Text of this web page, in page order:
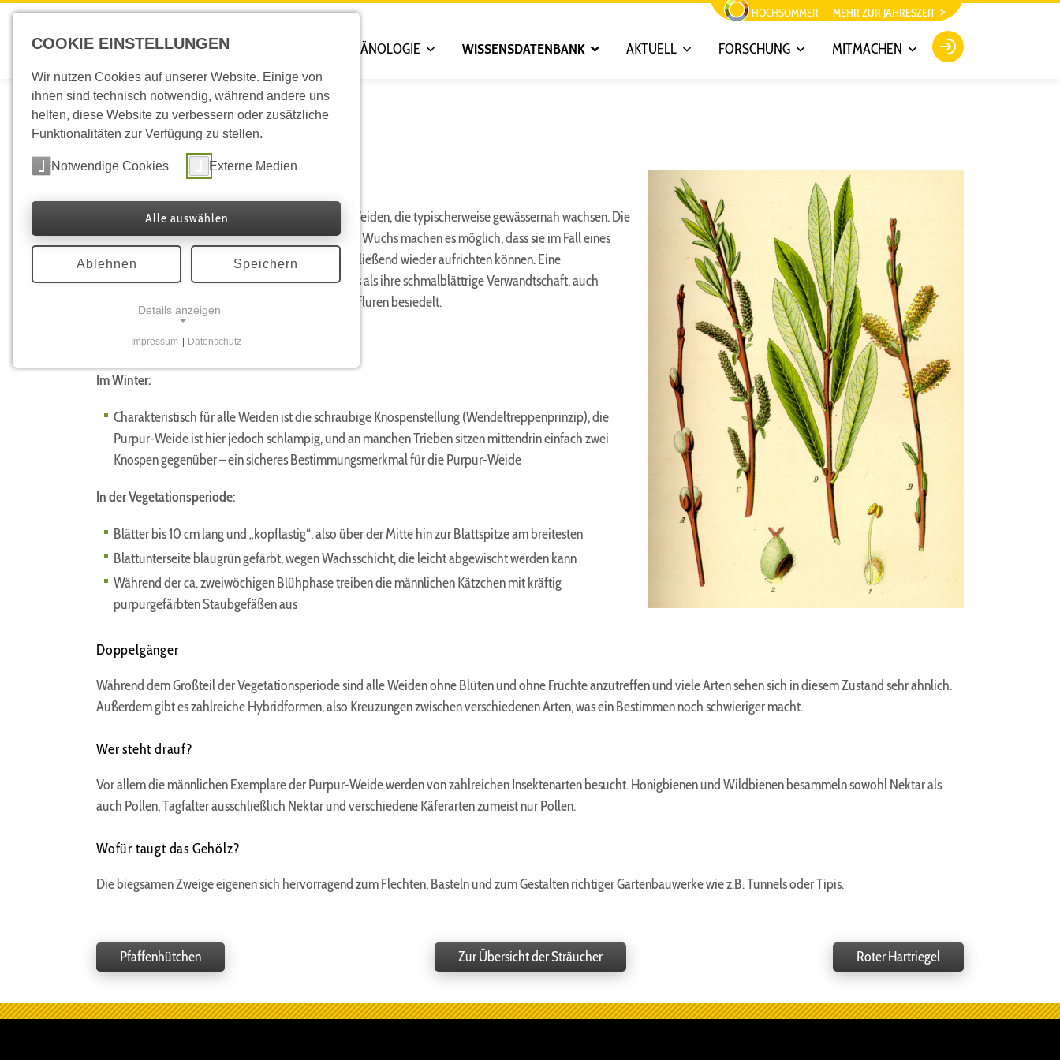
HOCHSOMMER MEHR ZUR JAHRESZEIT
ÜBER PHÄNOLOGIE WISSENSDATENBANK AKTUELL FORSCHUNG MITMACHEN
Purpur-Weide
Die Purpur-Weide zählt zu den schmalblättrigen Weiden, die typischerweise gewässernah wachsen. Die
dünnen biegsamen Zweige und der strauchförmige Wuchs machen es möglich, dass sie im Fall eines
Hochwassers niedergewalzt werden und sich anschließend wieder aufrichten können. Eine
Besonderheit der Purpur-Weide ist, dass sie, anders als ihre schmalblättrige Verwandtschaft, auch
trockene Standorte wie Schottergruben und Geröllfluren besiedelt.
So erkennt man das Gehölz
Im Winter:
Charakteristisch für alle Weiden ist die schraubige Knospenstellung (Wendeltreppenprinzip), die
Purpur-Weide ist hier jedoch schlampig, und an manchen Trieben sitzen mittendrin einfach zwei
Knospen gegenüber – ein sicheres Bestimmungsmerkmal für die Purpur-Weide
In der Vegetationsperiode:
Blätter bis 10 cm lang und „kopflastig“, also über der Mitte hin zur Blattspitze am breitesten
Blattunterseite blaugrün gefärbt, wegen Wachsschicht, die leicht abgewischt werden kann
Während der ca. zweiwöchigen Blühphase treiben die männlichen Kätzchen mit kräftig
purpurgefärbten Staubgefäßen aus
Doppelgänger
Während dem Großteil der Vegetationsperiode sind alle Weiden ohne Blüten und ohne Früchte anzutreffen und viele Arten sehen sich in diesem Zustand sehr ähnlich.
Außerdem gibt es zahlreiche Hybridformen, also Kreuzungen zwischen verschiedenen Arten, was ein Bestimmen noch schwieriger macht.
Wer steht drauf?
Vor allem die männlichen Exemplare der Purpur-Weide werden von zahlreichen Insektenarten besucht. Honigbienen und Wildbienen besammeln sowohl Nektar als
auch Pollen, Tagfalter ausschließlich Nektar und verschiedene Käferarten zumeist nur Pollen.
Wofür taugt das Gehölz?
Die biegsamen Zweige eigenen sich hervorragend zum Flechten, Basteln und zum Gestalten richtiger Gartenbauwerke wie z.B. Tunnels oder Tipis.
Pfaffenhütchen Zur Übersicht der Sträucher Roter Hartriegel
COOKIE EINSTELLUNGEN
Wir nutzen Cookies auf unserer Website. Einige von
ihnen sind technisch notwendig, während andere uns
helfen, diese Website zu verbessern oder zusätzliche
Funktionalitäten zur Verfügung zu stellen.
Notwendige Cookies Externe Medien
Alle auswählen
Ablehnen Speichern
Details anzeigen
Notwendige Cookies ermöglichen grundlegende
der Website erforderlich.
Benutzer-Anmeldungscookie
fe_typo_user
Anmeldung im Mitgliederbereich
Einverständnis-Cookie
cookie_consent
Dieser Cookie speichert die
Optionen des Benutzers
Plattformen anzeigen zu können, werden von
diesen externen Medien Cookies gesetzt.
YouTube
Impressum Datenschutz